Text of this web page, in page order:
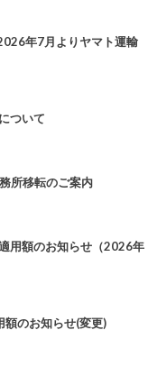
年7月よりヤマト運輸
ついて
所移転のご案内
用額のお知らせ（2026年
のお知らせ(変更)